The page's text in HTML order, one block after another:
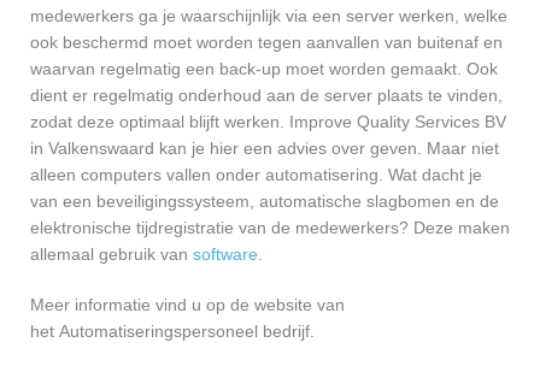
medewerkers ga je waarschijnlijk via een server werken, welke
ook beschermd moet worden tegen aanvallen van buitenaf en
waarvan regelmatig een back-up moet worden gemaakt. Ook
dient er regelmatig onderhoud aan de server plaats te vinden,
zodat deze optimaal blijft werken. Improve Quality Services BV
in Valkenswaard kan je hier een advies over geven. Maar niet
alleen computers vallen onder automatisering. Wat dacht je
van een beveiligingssysteem, automatische slagbomen en de
elektronische tijdregistratie van de medewerkers? Deze maken
allemaal gebruik van software
Meer informatie vind u op de website van
het Automatiseringspersoneel bedrijf.